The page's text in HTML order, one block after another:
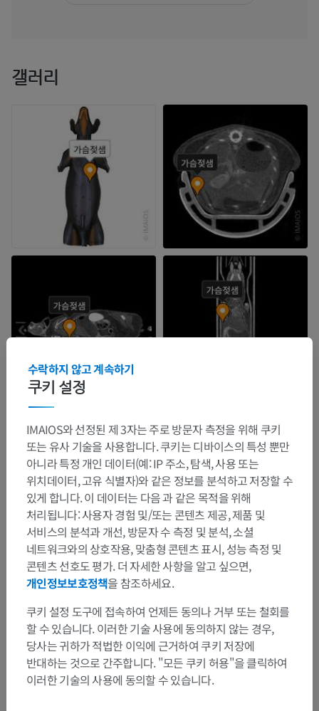
갤러리
해부학적 계층
수의 해부학
몸통부분> 몸통> 가슴 > 가슴젖샘
하위 구조:
젖꼭지 [유두]
가슴유방 - 앞, 머리쪽
가슴유방 - 뒤, 꼬리쪽
인간 비교 해부학
쿠키 설정
수락하지 않고 계속하기
IMAIOS와 선정된 제 3자는 주로 방문자 측정을 위해 쿠키
또는 유사 기술을 사용합니다. 쿠키는 디바이스의 특성 뿐만
아니라 특정 개인 데이터(예: IP 주소, 탐색, 사용 또는
위치데이터, 고유 식별자)와 같은 정보를 분석하고 저장할 수
있게 합니다. 이 데이터는 다음 과 같은 목적을 위해
처리됩니다: 사용자 경험 및/또는 콘텐츠 제공, 제품 및
서비스의 분석과 개선, 방문자 수 측정 및 분석, 소셜
네트워크와의 상호작용, 맞춤형 콘텐츠 표시, 성능 측정 및
콘텐츠 선호도 평가. 더 자세한 사항을 알고 싶으면,
개인정보보호정책을 참조하세요.
쿠키 설정 도구에 접속하여 언제든 동의나 거부 또는 철회를
할 수 있습니다. 이러한 기술 사용에 동의하지 않는 경우,
당사는 귀하가 적법한 이익에 근거하여 쿠키 저장에
반대하는 것으로 간주합니다. "모든 쿠키 허용"을 클릭하여
이러한 기술의 사용에 동의할 수 있습니다.